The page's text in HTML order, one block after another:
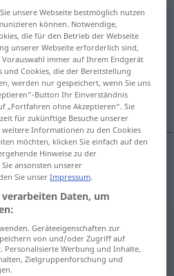
anklicken/antippen)
unsere Webseite bestmöglich nutzen
können. Notwendige,
die für den Betrieb der Webseite
unserer Webseite erforderlich sind,
immer auf Ihrem Endgerät
Cookies, die der Bereitstellung
werden nur gespeichert, wenn Sie uns
Button Ihr Einverständnis
„Fortfahren ohne Akzeptieren“. Sie
für zukünftige Besuche unserer
Informationen zu den Cookies
möchten, klicken Sie einfach auf den
Hinweise zu der
ansonsten unserer
Sie unserImpressum.
Daten, um
Geräteeigenschaften zur
von und/oder Zugriff auf
Werbung und Inhalte,
Zielgruppenforschung und